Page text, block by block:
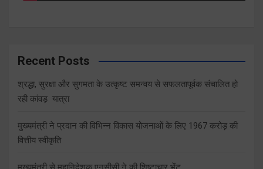
Recent Posts
श्रद्धा, सुरक्षा और सुगमता के उत्कृष्ट समन्वय से सफलतापूर्वक संचालित हो
रही कांवड़ यात्रा
मुख्यमंत्री ने प्रदान की विभिन्न विकास योजनाओं के लिए 1967 करोड़ की
वित्तीय स्वीकृति